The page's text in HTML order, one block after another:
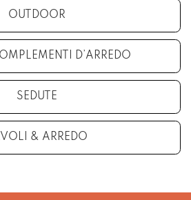
OUTDOOR
D’ARREDO
SEDUTE
& ARREDO